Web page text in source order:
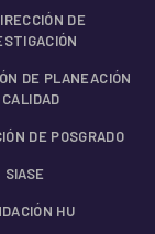
DE
DE PLANEACIÓN
DE POSGRADO
SIASE
HU